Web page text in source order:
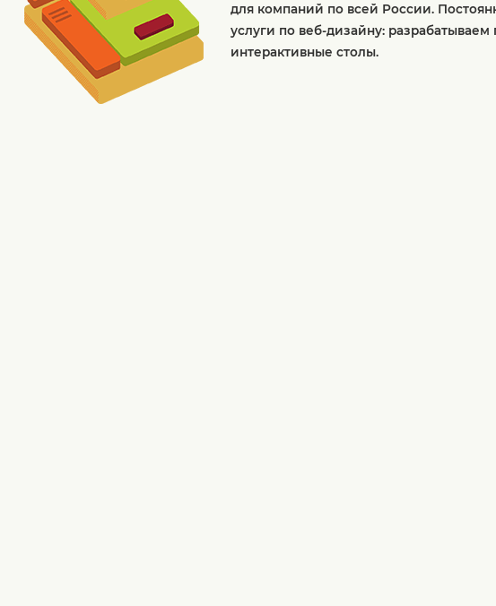
для компаний по всей России.
услуги по веб-дизайну:
интерактивные столы.